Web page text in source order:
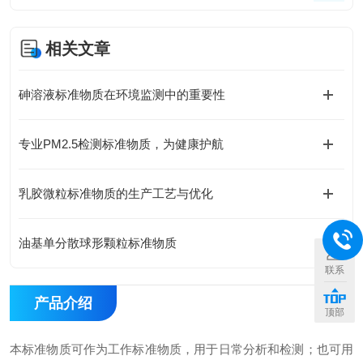
相关文章
砷溶液标准物质在环境监测中的重要性
专业PM2.5检测标准物质，为健康护航
乳胶微粒标准物质的生产工艺与优化
油基单分散球形颗粒标准物质
产品介绍
本标准物质可作为工作标准物质，用于日常分析和检测；也可用
联系
顶部